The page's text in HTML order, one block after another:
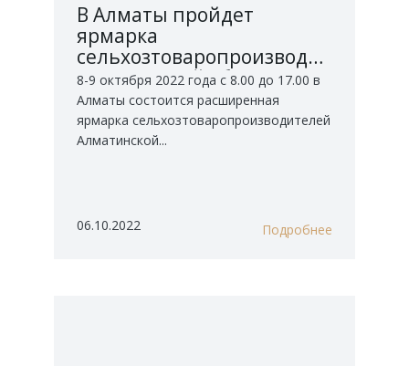
В Алматы пройдет
ярмарка
сельхозтоваропроизводителей
Алматинской области
8-9 октября 2022 года с 8.00 до 17.00 в
Алматы состоится расширенная
ярмарка сельхозтоваропроизводителей
Алматинской...
06.10.2022 Подробнее